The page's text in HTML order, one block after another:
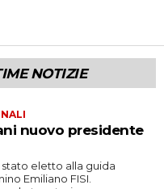
NOTIZIE
nuovo presidente
stato eletto alla guida
Emiliano FISI.